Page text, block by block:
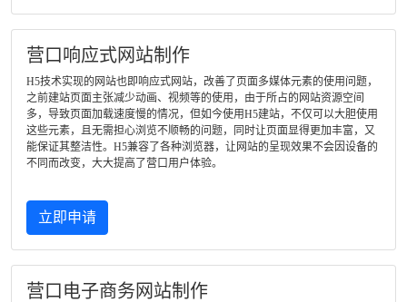
营口响应式网站制作
H5技术实现的网站也即响应式网站，改善了页面多媒体元素的使用问题，
之前建站页面主张减少动画、视频等的使用，由于所占的网站资源空间
多，导致页面加载速度慢的情况，但如今使用H5建站，不仅可以大胆使用
这些元素，且无需担心浏览不顺畅的问题，同时让页面显得更加丰富，又
能保证其整洁性。H5兼容了各种浏览器，让网站的呈现效果不会因设备的
不同而改变，大大提高了营口用户体验。
立即申请
营口电子商务网站制作